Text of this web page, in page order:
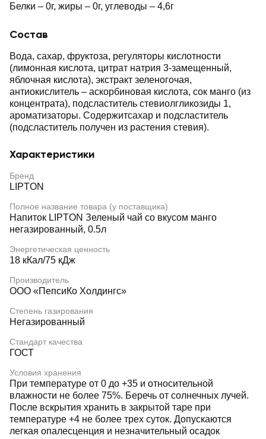
Белки – 0г, жиры – 0г, углеводы – 4,6г
Состав
Вода, сахар, фруктоза, регуляторы кислотности
(лимонная кислота, цитрат натрия 3-замещенный,
яблочная кислота), экстракт зеленогочая,
антиокислитель – аскорбиновая кислота, сок манго (из
концентрата), подсластитель стевиолгликозиды 1,
ароматизаторы. Содержитсахар и подсластитель
(подсластитель получен из растения стевия).
Характеристики
Бренд
LIPTON
Полное название товара (у поставщика)
Напиток LIPTON Зеленый чай со вкусом манго
негазированный, 0.5л
Энергетическая ценность
18 кКал/75 кДж
Производитель
ООО «ПепсиКо Холдингс»
Степень газирования
Негазированный
Стандарт качества
ГОСТ
Условия хранения
При температуре от 0 до +35 и относительной
влажности не более 75%. Беречь от солнечных лучей.
После вскрытия хранить в закрытой таре при
температуре +4 не более трех суток. Допускаются
легкая опалесценция и незначительный осадок